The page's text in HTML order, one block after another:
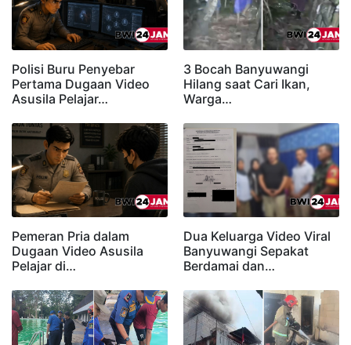
Polisi Buru Penyebar
Pertama Dugaan Video
Asusila Pelajar…
3 Bocah Banyuwangi
Hilang saat Cari Ikan,
Warga…
Pemeran Pria dalam
Dugaan Video Asusila
Pelajar di…
Dua Keluarga Video Viral
Banyuwangi Sepakat
Berdamai dan…